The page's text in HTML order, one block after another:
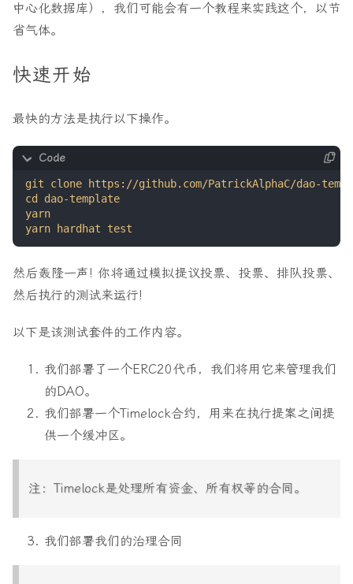
中心化数据库），我们可能会有一个教程来实践这个，以节
省气体。
快速开始
最快的方法是执行以下操作。
然后轰隆一声! 你将通过模拟提议投票、投票、排队投票、
然后执行的测试来运行!
以下是该测试套件的工作内容。
我们部署了一个ERC20代币，我们将用它来管理我们
的DAO。
我们部署一个Timelock合约，用来在执行提案之间提
供一个缓冲区。
注：Timelock是处理所有资金、所有权等的合同。
我们部署我们的治理合同